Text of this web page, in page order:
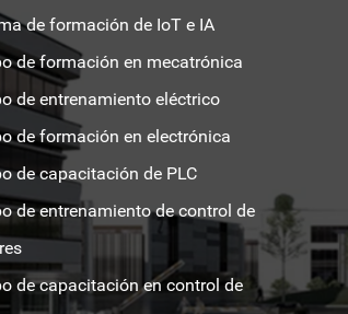
de formación de IoT e IA
de formación en mecatrónica
de entrenamiento eléctrico
de formación en electrónica
de capacitación de PLC
de entrenamiento de control de
de capacitación en control de